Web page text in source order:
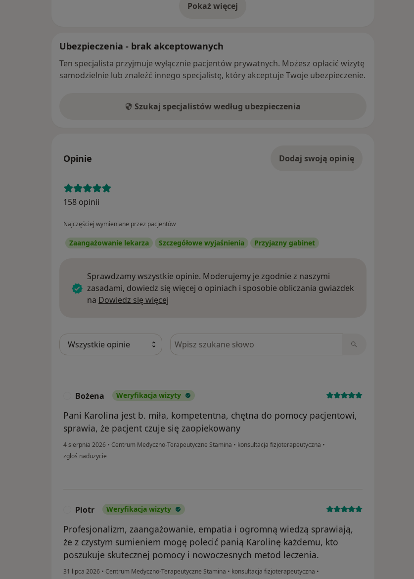
Pokaż więcej
o adresie
Ubezpieczenia - brak akceptowanych
Ten specjalista przyjmuje wyłącznie pacjentów prywatnych. Możesz opłacić wizytę
samodzielnie lub znaleźć innego specjalistę, który akceptuje Twoje ubezpieczenie.
Szukaj specjalistów według ubezpieczenia
Opinie Dodaj swoją opinię
158 opinii
Najczęściej wymieniane przez pacjentów
Zaangażowanie lekarza Szczegółowe wyjaśnienia Przyjazny gabinet
Sprawdzamy wszystkie opinie. Moderujemy je zgodnie z naszymi
zasadami, dowiedz się więcej o opiniach i sposobie obliczania gwiazdek
na Dowiedz się więcej
Szukaj w opiniach
Bożena Weryfikacja wizyty
Pani Karolina jest b. miła, kompetentna, chętna do pomocy pacjentowi,
sprawia, że pacjent czuje się zaopiekowany
4 sierpnia 2026 • Centrum Medyczno-Terapeutyczne Stamina • konsultacja fizjoterapeutyczna •
w opinii użytkownika Bożena
zgłoś nadużycie
Piotr Weryfikacja wizyty
Profesjonalizm, zaangażowanie, empatia i ogromną wiedzą sprawiają,
że z czystym sumieniem mogę polecić panią Karolinę każdemu, kto
poszukuje skutecznej pomocy i nowoczesnych metod leczenia.
31 lipca 2026 • Centrum Medyczno-Terapeutyczne Stamina • konsultacja fizjoterapeutyczna •